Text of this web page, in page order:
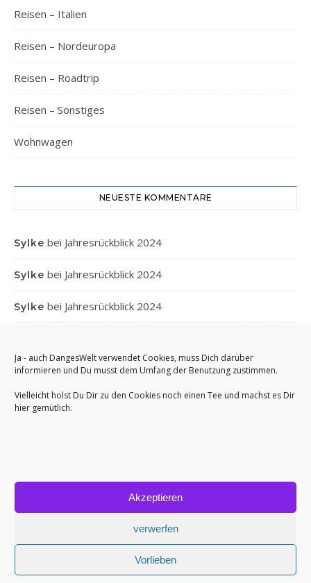
Ja - auch DangesWelt verwendet Cookies, muss Dich darüber
informieren und Du musst dem Umfang der Benutzung zustimmen.
Vielleicht holst Du Dir zu den Cookies noch einen Tee und machst es Dir
hier gemütlich.
Akzeptieren
verwerfen
Vorlieben
Reisen – Italien
Reisen – Nordeuropa
Reisen – Roadtrip
Reisen – Sonstiges
Wohnwagen
NEUESTE KOMMENTARE
Sylke bei Jahresrückblick 2024
Sylke bei Jahresrückblick 2024
Sylke bei Jahresrückblick 2024
AnettbeiJahresrückblick 2024
WP Royal. Impressum